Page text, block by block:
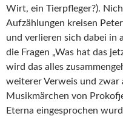
Wirt, ein Tierpfleger?).
Aufzählungen kreisen
und verlieren sich dabei in
die Fragen „Was hat das
wird das alles
weiterer Verweis und zwar
Musikmärchen von
Eterna eingesprochen